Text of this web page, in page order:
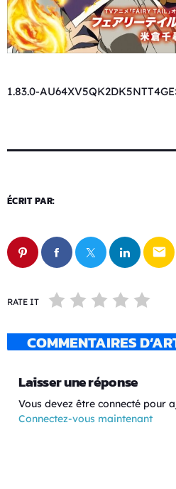
1.83.0-
ÉCRIT PAR:
email
RATE IT
COMMENTAIRES
Laisser une réponse
Vous devez être connecté pour
Connectez-vous maintenant